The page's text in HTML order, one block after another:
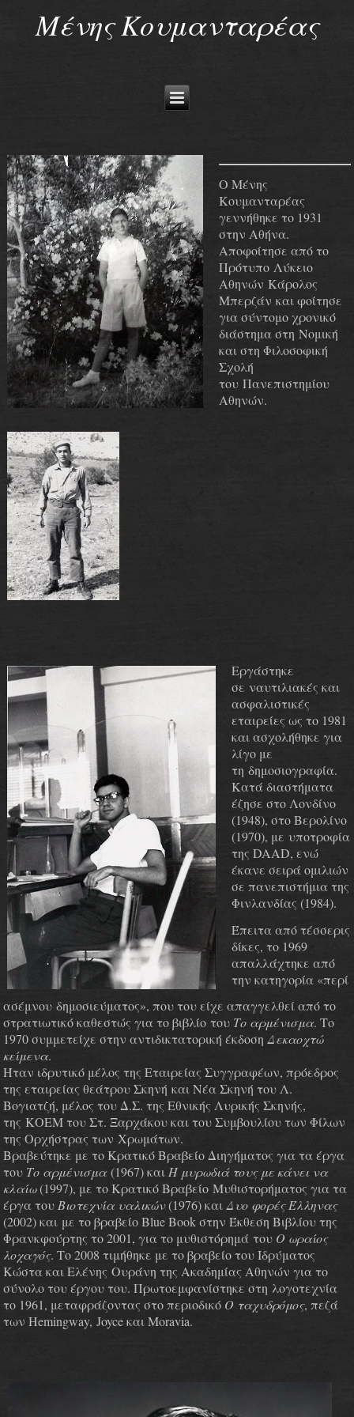
Μένης Κουμανταρέας
Ο Μένης
Κουμανταρέας
γεννήθηκε το 1931
στην Αθήνα.
Αποφοίτησε από το
Πρότυπο Λύκειο
Αθηνών Κάρολος
Μπερζάν και φοίτησε
για σύντομο χρονικό
διάστημα στη Νομική
και στη Φιλοσοφική
Σχολή
του Πανεπιστημίου
Αθηνών.
Εργάστηκε
σε ναυτιλιακές και
ασφαλιστικές
εταιρείες ως το 1981
και ασχολήθηκε για
λίγο με
τη δημοσιογραφία.
Κατά διαστήματα
έζησε στο Λονδίνο
(1948), στο Βερολίνο
(1970), με υποτροφία
της DAAD, ενώ
έκανε σειρά ομιλιών
σε πανεπιστήμια της
Φινλανδίας (1984).
Έπειτα από τέσσερις
δίκες, το 1969
απαλλάχτηκε από
την κατηγορία «περί
ασέμνου δημοσιεύματος», που του είχε απαγγελθεί από το
στρατιωτικό καθεστώς για το βιβλίο του Το αρμένισμα. Το
1970 συμμετείχε στην αντιδικτατορική έκδοση Δεκαοχτώ
κείμενα.
Ήταν ιδρυτικό μέλος της Εταιρείας Συγγραφέων, πρόεδρος
της εταιρείας θεάτρου Σκηνή και Νέα Σκηνή του Λ.
Βογιατζή, μέλος του Δ.Σ. της Εθνικής Λυρικής Σκηνής,
της ΚΟΕΜ του Στ. Ξαρχάκου και του Συμβουλίου των Φίλων
της Ορχήστρας τωνΧρωμάτων.
Βραβεύτηκε με το Κρατικό Βραβείο Διηγήματος για τα έργα
του Το αρμένισμα(1967) και Η μυρωδιά τους με κάνει να
κλαίω(1997), με το Κρατικό Βραβείο Μυθιστορήματος για τα
έργα του Βιοτεχνία υαλικών(1976) και Δυο φορές Έλληνας
(2002) και με το βραβείο Blue Book στην Έκθεση Βιβλίου της
Φρανκφούρτης το 2001, για το μυθιστόρημά του Ο ωραίος
λοχαγός. Το 2008 τιμήθηκε με το βραβείο του Ιδρύματος
Κώστα και Ελένης Ουράνη της Ακαδημίας Αθηνών για το
σύνολο του έργου του. Πρωτοεμφανίστηκε στη λογοτεχνία
το 1961, μεταφράζοντας στο περιοδικό Ο ταχυδρόμος, πεζά
των Hemingway, Joyce και Moravia.